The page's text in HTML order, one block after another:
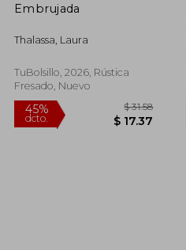
Embrujada
Thalassa, Laura
TuBolsillo, 2026, Rústica
Fresado, Nuevo